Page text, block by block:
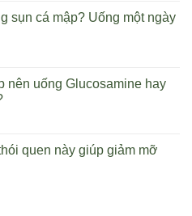
sụn cá mập? Uống một ngày
nên uống Glucosamine hay
quen này giúp giảm mỡ